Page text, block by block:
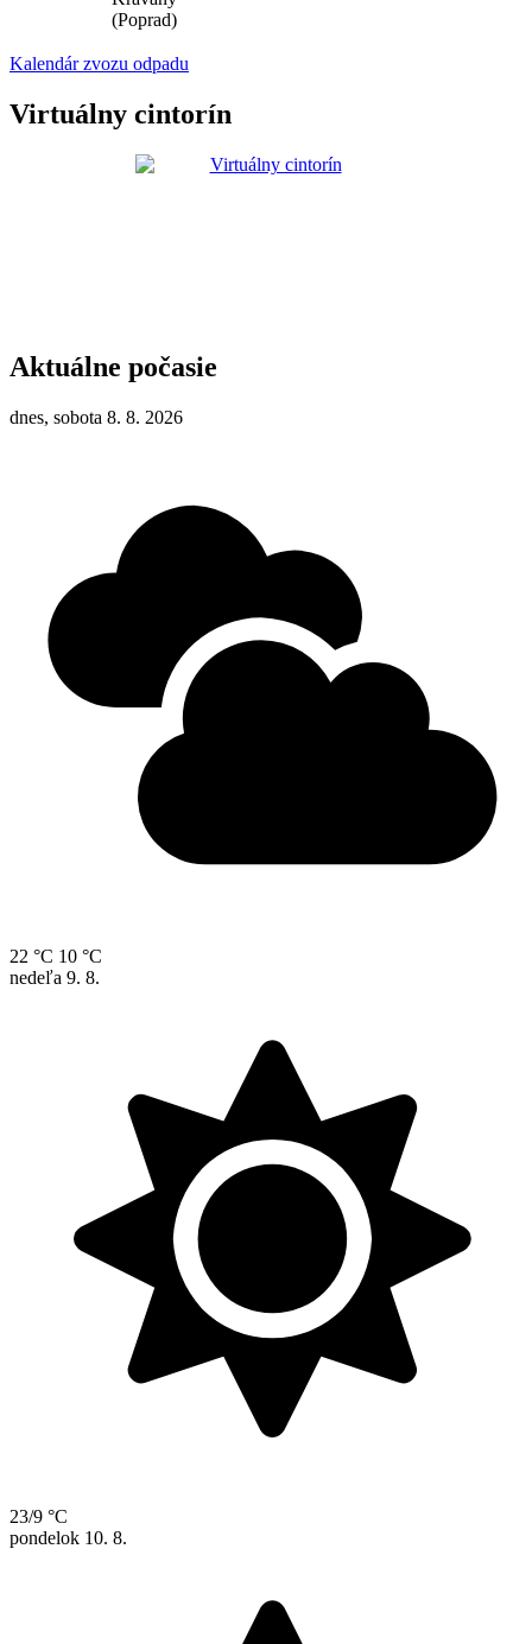
(Poprad)
Kalendár zvozu odpadu
Virtuálny cintorín
Aktuálne počasie
dnes, sobota 8. 8. 2026
22 °C 10 °C
nedeľa 9. 8.
23/9 °C
pondelok 10. 8.